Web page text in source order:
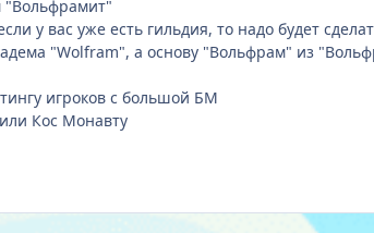
"Вольфрамит"
у вас уже есть гильдия, то надо будет
"Wolfram", а основу "Вольфрам" из
игроков с большой БМ
Кос Монавту